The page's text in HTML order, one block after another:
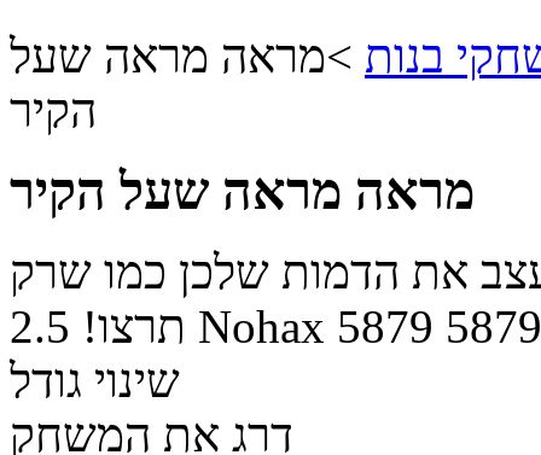
בנות >מראה מראה שעל
הקיר
מראה מראה שעל הקיר
את הדמות שלכן כמו שרק
תרצו! 2.5 Nohax 5879 5879
שינוי גודל
דרג את המשחק